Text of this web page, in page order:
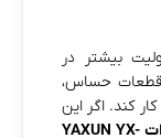
بیشتر در
قطعات حساس،
کند. اگر این
هویه قلمی یاکسون 80 وات YAXUN YX-